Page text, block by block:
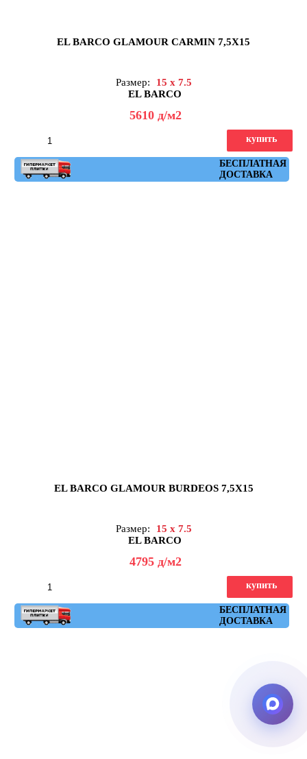
EL BARCO GLAMOUR CARMIN 7,5X15
Размер:
15 x 7.5
EL BARCO
5610 д/м2
БЕСПЛАТНАЯ
ДОСТАВКА
купить
EL BARCO GLAMOUR BURDEOS 7,5X15
Размер:
15 x 7.5
EL BARCO
4795 д/м2
БЕСПЛАТНАЯ
ДОСТАВКА
купить